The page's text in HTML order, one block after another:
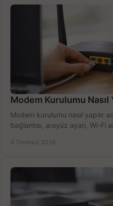
Modem Kurulumu Nasıl
Modem kurulumu nasıl yapılır
bağlantısı, arayüz ayarı, Wi-Fi
4 Temmuz 2026